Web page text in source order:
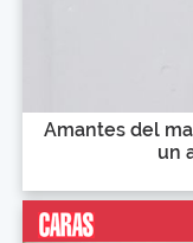
Amantes del
un